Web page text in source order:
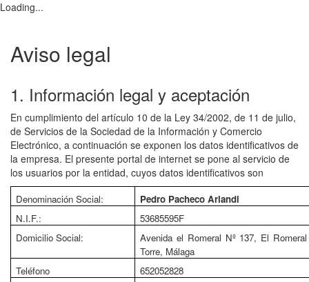
Loading...
Aviso legal
1. Información legal y aceptación
En cumplimiento del artículo 10 de la Ley 34/2002, de 11 de julio,
de Servicios de la Sociedad de la Información y Comercio
Electrónico, a continuación se exponen los datos identificativos de
la empresa. El presente portal de internet se pone al servicio de
los usuarios por la entidad, cuyos datos identificativos son
Denominación Social:
Pedro Pacheco Arlandi
N.I.F.:
53685595F
Domicilio Social:
Avenida el Romeral Nº 137, El
Torre, Málaga
Teléfono
652052828